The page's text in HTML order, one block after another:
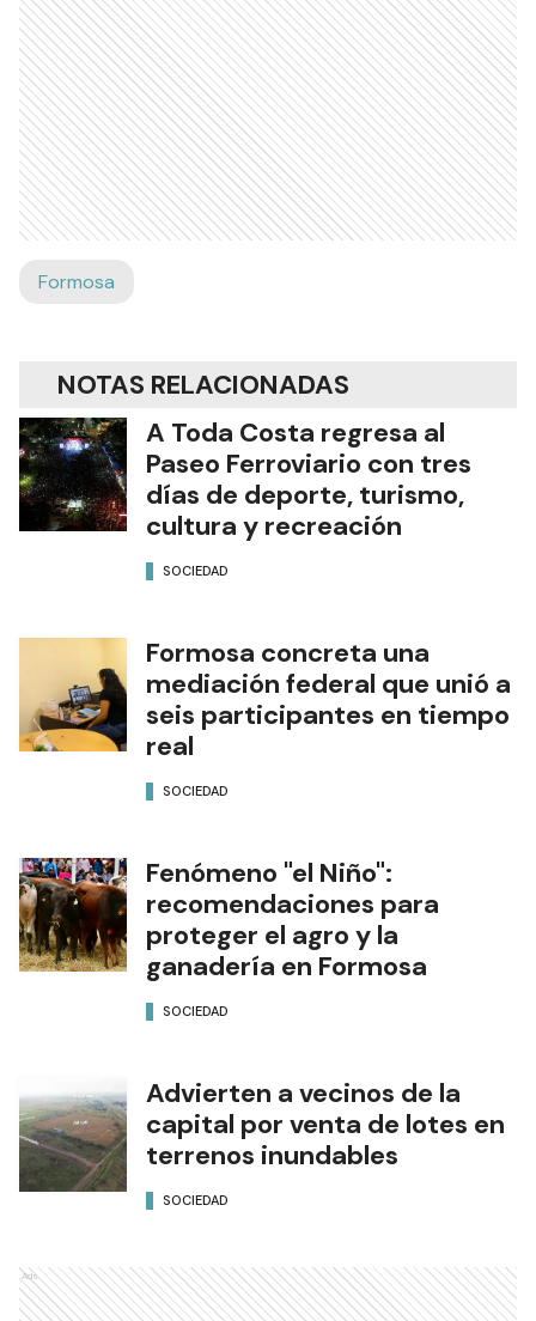
Formosa
NOTAS RELACIONADAS
A Toda Costa regresa al
Paseo Ferroviario con tres
días de deporte, turismo,
cultura y recreación
SOCIEDAD
Formosa concreta una
mediación federal que unió a
seis participantes en tiempo
real
SOCIEDAD
Fenómeno "el Niño":
recomendaciones para
proteger el agro y la
ganadería en Formosa
SOCIEDAD
Advierten a vecinos de la
capital por venta de lotes en
terrenos inundables
SOCIEDAD
Ads